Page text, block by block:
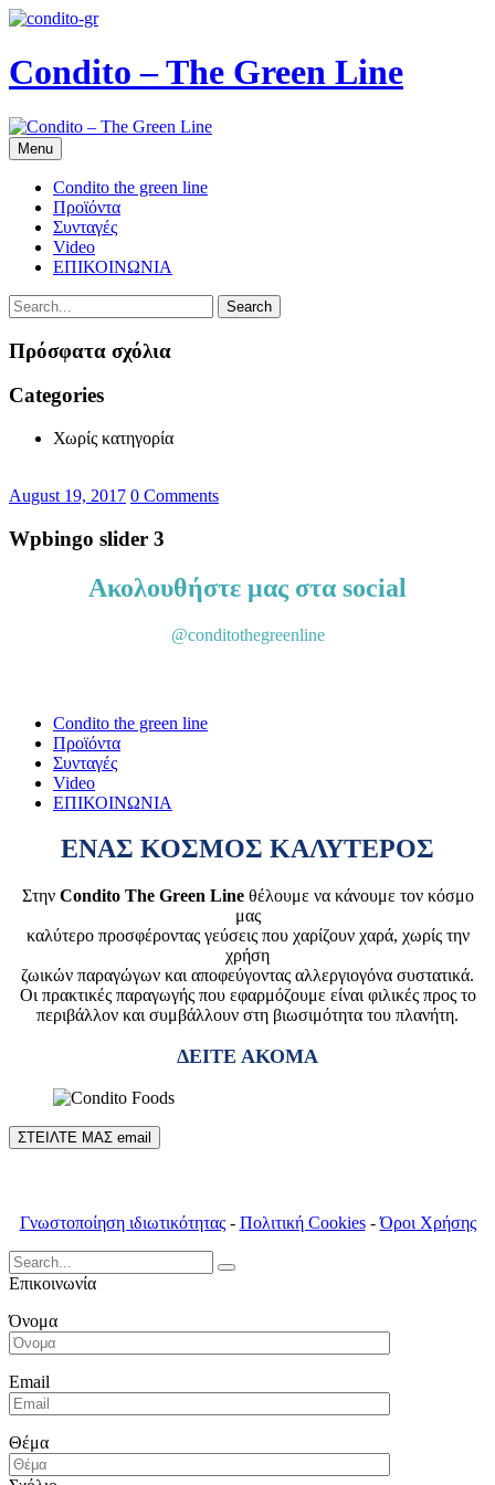
Condito – The Green Line
Menu
Condito the green line
Προϊόντα
Συνταγές
Video
ΕΠΙΚΟΙΝΩΝΙΑ
Search
Πρόσφατα σχόλια
Categories
Χωρίς κατηγορία
August 19, 2017 0 Comments
Wpbingo slider 3
Ακολουθήστε μας στα social
@conditothegreenline
Condito the green line
Προϊόντα
Συνταγές
Video
ΕΠΙΚΟΙΝΩΝΙΑ
ΕΝΑΣ ΚΟΣΜΟΣ ΚΑΛΥΤΕΡΟΣ
Στην Condito The Green Lineθέλουμε να κάνουμε τον κόσμο
μας
καλύτερο προσφέροντας γεύσεις που χαρίζουν χαρά, χωρίς την
χρήση
ζωικών παραγώγων και αποφεύγοντας αλλεργιογόνα συστατικά.
Οι πρακτικές παραγωγής που εφαρμόζουμε είναι φιλικές προς το
περιβάλλον και συμβάλλουν στη βιωσιμότητα του πλανήτη.
ΔΕΙΤΕ ΑΚΟΜΑ
ΣΤΕΙΛΤΕ ΜΑΣ email
Γνωστοποίηση ιδιωτικότητας- Πολιτική Cookies-Όροι Χρήσης
Search
for:
Επικοινωνία
Όνομα
Email
Θέμα